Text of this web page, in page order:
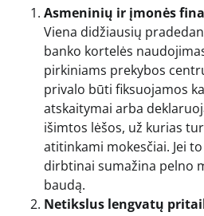
Asmeninių ir įmonės
Viena didžiausių
banko kortelės
pirkiniams prekybos
privalo būti fiksuojamos
atskaitymai arba
išimtos lėšos, už kurias
atitinkami mokesčiai. Jei
dirbtinai sumažina pelno
baudą.
Netikslus lengvatų